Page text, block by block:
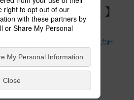
個人情報保護方針
Area/Country
建築設備（ビジネス）
Electric Works Co., Ltd.